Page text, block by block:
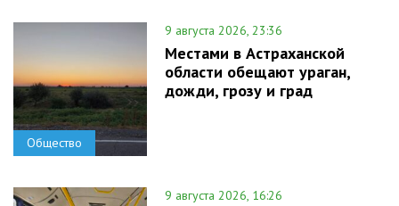
Общество
9 августа 2026, 23:36
Местами в Астраханской
области обещают ураган,
дожди, грозу и град
9 августа 2026, 16:26